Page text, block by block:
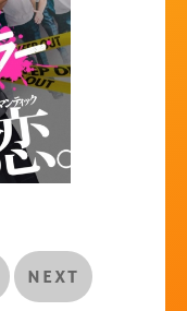
NEXT